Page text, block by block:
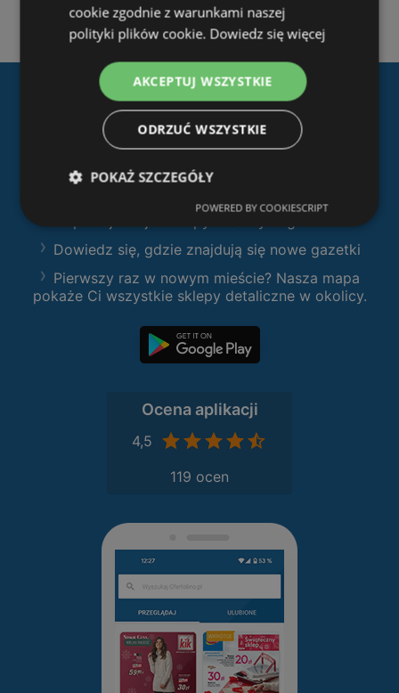
Pobierz naszą aplikację
Ofertolino.pl
Filtruj sklepy według kategorii i przeglądaj
Dowiedz się, gdzie znajdują się nowe gazetki
Pierwszy raz w nowym mieście? Nasza mapa
pokaże Ci wszystkie sklepy detaliczne w okolicy.
Ocena aplikacji
4,5
119 ocen
cookie zgodnie z warunkami naszej
polityki plików cookie. Dowiedz się więcej
AKCEPTUJ WSZYSTKIE
ODRZUĆ WSZYSTKIE
POKAŻ SZCZEGÓŁY
POWERED BY COOKIESCRIPT